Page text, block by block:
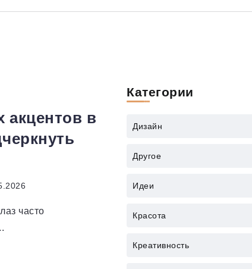
акцентов в
часто
Категории
Дизайн
Другое
Идеи
Красота
Креативность